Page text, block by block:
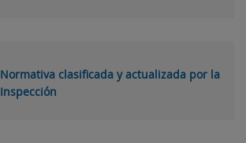
Normativa clasificada y actualizada por la
Inspección